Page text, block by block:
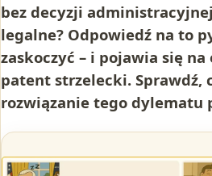
bez decyzji
legalne? Odpowiedź na to
zaskoczyć – i pojawia się
patent strzelecki. Sprawdź,
rozwiązanie tego dylematu